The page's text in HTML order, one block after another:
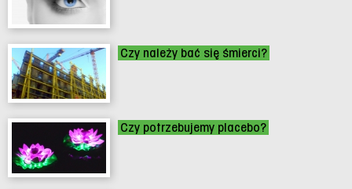
Czy należy bać się śmierci?
Czy potrzebujemy placebo?